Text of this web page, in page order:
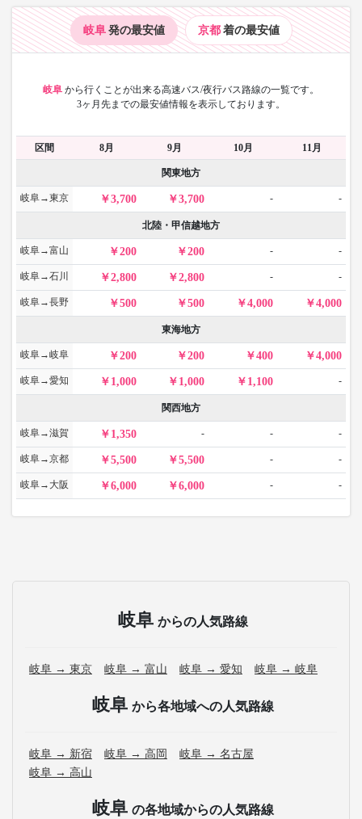
岐阜 発の最安値 京都 着の最安値
岐阜 から行くことが出来る高速バス/夜行バス路線の一覧です。
3ヶ月先までの最安値情報を表示しております。
区間 8月 9月 10月 11月
関東地方
岐阜→東京 3,700 3,700 - -
北陸・甲信越地方
岐阜→富山 200 200 - -
岐阜→石川 2,800 2,800 - -
岐阜→長野 500 500 4,000 4,000
東海地方
岐阜→岐阜 200 200 400 4,000
岐阜→愛知 1,000 1,000 1,100 -
関西地方
岐阜→滋賀 1,350 - - -
岐阜→京都 5,500 5,500 - -
岐阜→大阪 6,000 6,000 - -
岐阜 からの人気路線
岐阜 → 東京 岐阜 → 富山 岐阜 → 愛知 岐阜 → 岐阜
岐阜 から各地域への人気路線
岐阜 → 新宿 岐阜 → 高岡
岐阜 → 名古屋
岐阜 → 高山
岐阜 の各地域からの人気路線